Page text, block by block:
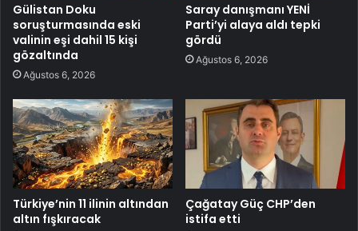
Gülistan Doku
soruşturmasında eski
valinin eşi dahil 15 kişi
gözaltında
Ağustos 6, 2026
Saray danışmanı YENİ
Parti’yi alaya aldı tepki
gördü
Ağustos 6, 2026
Türkiye’nin 11 ilinin altından
altın fışkıracak
Çağatay Güç CHP’den
istifa etti